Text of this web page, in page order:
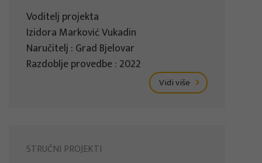
Voditelj projekta
Izidora Marković Vukadin
Naručitelj : Grad Bjelovar
Razdoblje provedbe : 2022
Vidi više
STRUČNI PROJEKTI